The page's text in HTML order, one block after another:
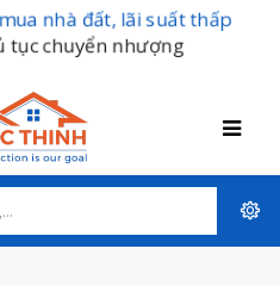
nhà đất, lãi suất thấp
tục chuyển nhượng